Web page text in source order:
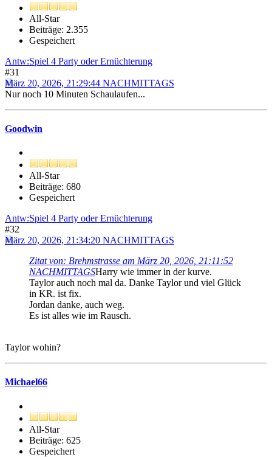
All-Star
Beiträge: 2.355
Gespeichert
Antw:Spiel 4 Party oder Ernüchterung
#31
März 20, 2026, 21:29:44 NACHMITTAGS
Nur noch 10 Minuten Schaulaufen...
Goodwin
All-Star
Beiträge: 680
Gespeichert
Antw:Spiel 4 Party oder Ernüchterung
#32
März 20, 2026, 21:34:20 NACHMITTAGS
Zitat von: Brehmstrasse am März 20, 2026, 21:11:52
NACHMITTAGSHarry wie immer in der kurve.
Taylor auch noch mal da. Danke Taylor und viel Glück
in KR. ist fix.
Jordan danke, auch weg.
Es ist alles wie im Rausch.
Taylor wohin?
Michael66
All-Star
Beiträge: 625
Gespeichert